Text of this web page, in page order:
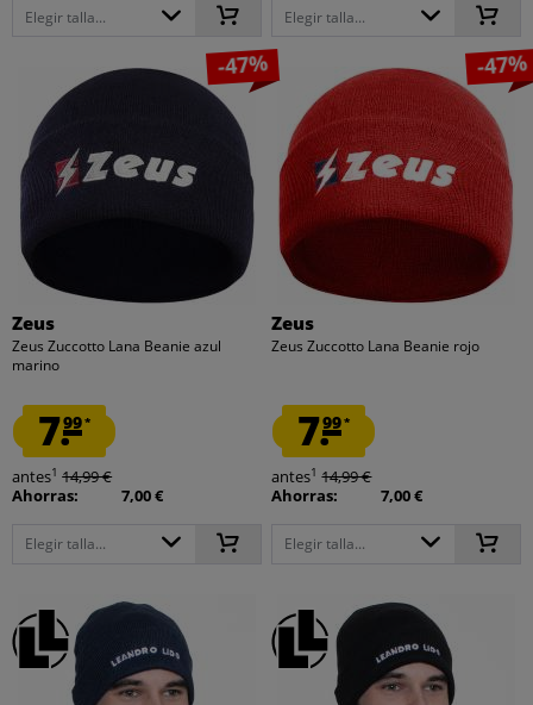
Elegir talla... Elegir talla...
-47%
Zeus
Zeus Zuccotto Lana Beanie azul
marino
7.99*
antes1 14,99 €
Ahorras:
7,00 €
Elegir talla...
-47%
Zeus
Zeus Zuccotto Lana Beanie rojo
7.99*
antes1 14,99 €
Ahorras:
7,00 €
Elegir talla...